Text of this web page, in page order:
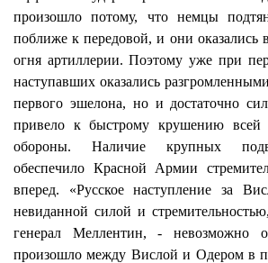
произошло потому, что немцы
поближе к передовой, и они оказались
огня артиллерии. Поэтому уже при
наступавших оказались
первого эшелона, но и достаточно
привело к быстрому крушению всей
обороны. Наличие крупных
обеспечило Красной Армии
вперед. «Русское наступление за
невиданной силой и
генерал Меллентин, - невозможно
произошло между Вислой и Одером в